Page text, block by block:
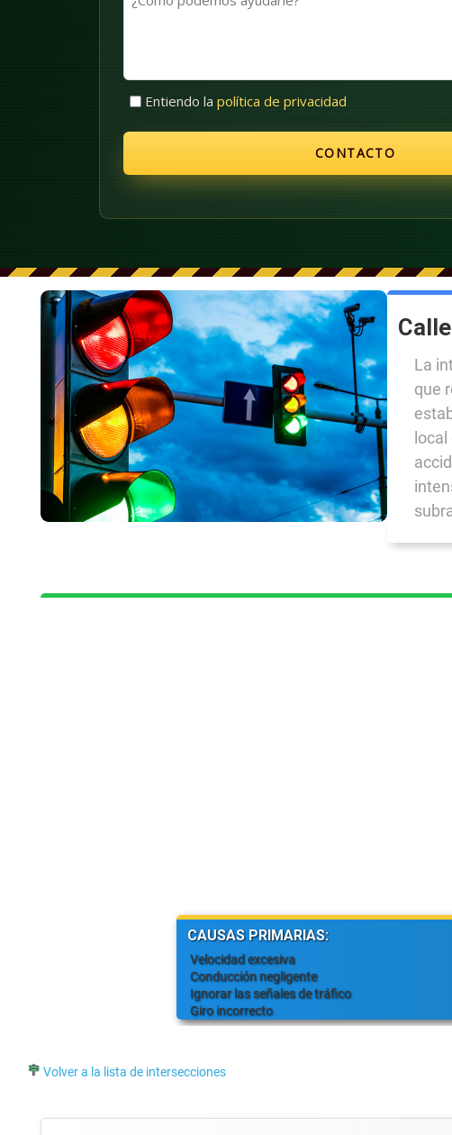
(Obligatorio)
podemos
SinEntiendo la política de privacidad
La
que
CAUSAS PRIMARIAS:
Velocidad excesiva
Conducción negligente
Ignorar las señales de tráfico
Giro incorrecto
Volver a la lista de intersecciones